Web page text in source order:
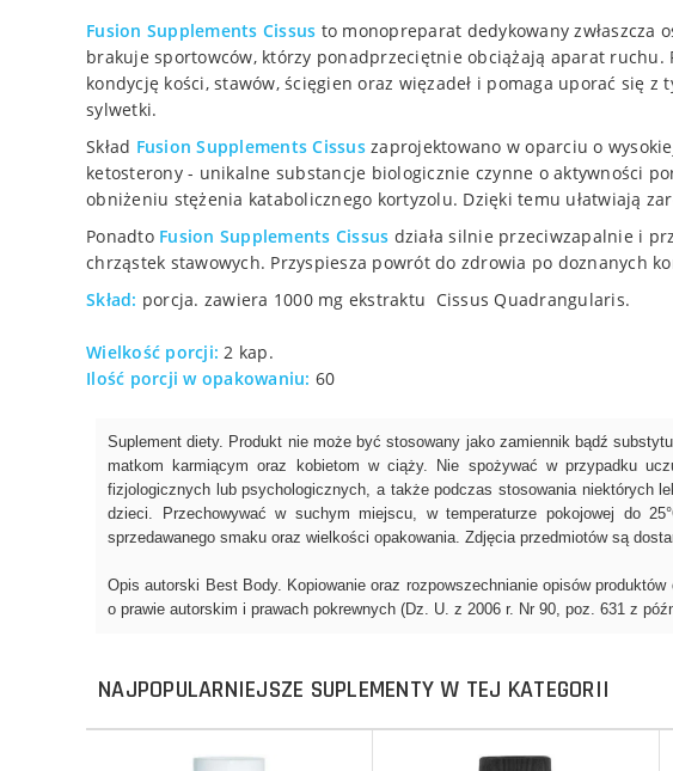
Fusion Supplements Cissus to monopreparat dedykowany zwłaszcza
brakuje sportowców, którzy ponadprzeciętnie obciążają aparat
kondycję kości, stawów, ścięgien oraz więzadeł i pomaga uporać
sylwetki.
Skład Fusion Supplements Cissuszaprojektowano w oparciu o
ketosterony - unikalne substancje biologicznie czynne o aktywności
obniżeniu stężenia katabolicznego kortyzolu. Dzięki temu ułatwiają
Ponadto Fusion Supplements Cissus działa silnie przeciwzapalnie i
chrząstek stawowych. Przyspiesza powrót do zdrowia po doznanych
Skład: porcja. zawiera 1000 mg ekstraktu Cissus Quadrangularis.
Wielkość porcji: 2 kap.
Ilość porcji w opakowaniu: 60
NAJPOPULARNIEJSZE SUPLEMENTY W TEJ KATEGORII